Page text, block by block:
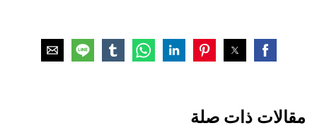
مقالات ذات صلة